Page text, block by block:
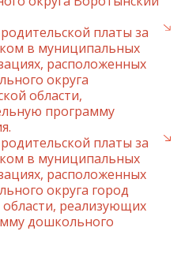
платы за
в муниципальных
расположенных
округа
области,
программу
платы за
в муниципальных
расположенных
округа город
реализующих
дошкольного